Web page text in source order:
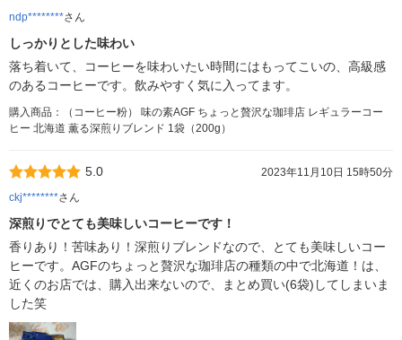
ndp********さん
しっかりとした味わい
落ち着いて、コーヒーを味わいたい時間にはもってこいの、高級感
のあるコーヒーです。飲みやすく気に入ってます。
購入商品：（コーヒー粉） 味の素AGF ちょっと贅沢な珈琲店 レギュラーコー
ヒー 北海道 薫る深煎りブレンド 1袋（200g）
5.0
2023年11月10日 15時50分
ckj********さん
深煎りでとても美味しいコーヒーです！
香りあり！苦味あり！深煎りブレンドなので、とても美味しいコー
ヒーです。AGFのちょっと贅沢な珈琲店の種類の中で北海道！は、
近くのお店では、購入出来ないので、まとめ買い(6袋)してしまいま
した笑